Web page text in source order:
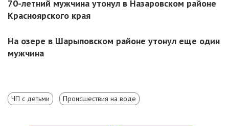
70-летний мужчина утонул в Назаровском районе
Красноярского края
На озере в Шарыповском районе утонул еще один
мужчина
ЧП с детьми Происшествия на воде